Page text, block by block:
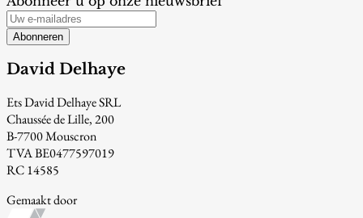
Abonneren
David Delhaye
Ets David Delhaye SRL
Chaussée de Lille, 200
B-7700 Mouscron
TVA BE0477597019
RC 14585
Gemaakt door